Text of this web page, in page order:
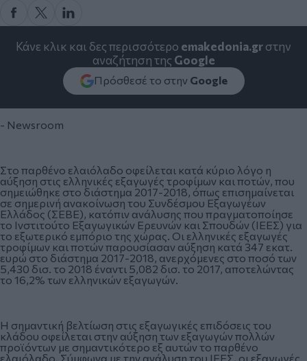
Κάνε κλικ και δες περισσότερο emakedonia.grστην
αναζήτηση της Google
Πρόσθεσέ το στην Google
- Newsroom
Στο παρθένο ελαιόλαδο οφείλεται κατά κύριο λόγο η
αύξηση στις ελληνικές εξαγωγές τροφίμων και ποτών, που
σημειώθηκε στο διάστημα 2017-2018, όπως επισημαίνεται
σε σημερινή ανακοίνωση του Συνδέσμου Εξαγωγέων
Ελλάδος (ΣΕΒΕ), κατόπιν ανάλυσης που πραγματοποίησε
το Ινστιτούτο Εξαγωγικών Ερευνών και Σπουδών (ΙΕΕΣ) για
το εξωτερικό εμπόριο της χώρας. Οι ελληνικές εξαγωγές
τροφίμων και ποτών παρουσίασαν αύξηση κατά 347 εκατ.
ευρώ στο διάστημα 2017-2018, ανερχόμενες στο ποσό των
5,430 δισ. το 2018 έναντι 5,082 δισ. το 2017, αποτελώντας
το 16,2% των ελληνικών εξαγωγών.
Η σημαντική βελτίωση στις εξαγωγικές επιδόσεις του
κλάδου οφείλεται στην αύξηση των εξαγωγών πολλών
προϊόντων με σημαντικότερο εξ αυτών το παρθένο
ελαιόλαδο. Σύμφωνα με την ανάλυση του ΙΕΕΣ, οι εξαγωγές